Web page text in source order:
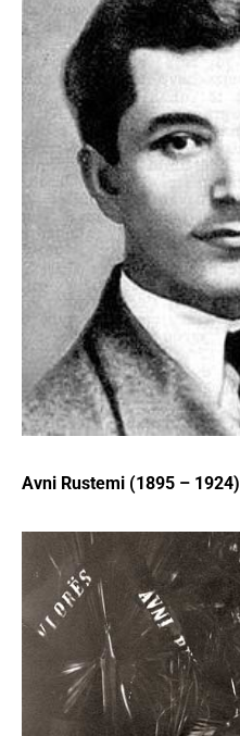
Avni Rustemi (1895 – 1924)